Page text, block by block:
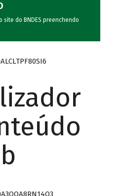
site do BNDES preenchendo